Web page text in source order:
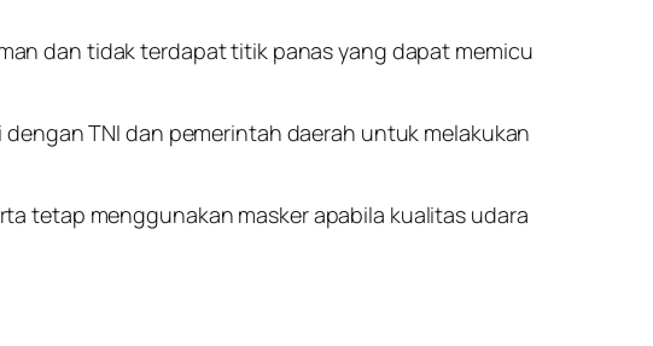
dan tidak terdapat titik panas yang dapat memicu
TNI dan pemerintah daerah untuk melakukan
tetap menggunakan masker apabila kualitas udara